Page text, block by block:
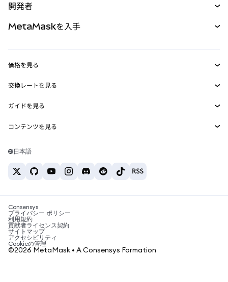
パーペチュアル
RWA
開発者
MetaMask Connect
Snaps
Web3サービス
MetaMaskを入手
セキュリティ
サポート
キャリア
お問い合わせ
価格を見る
イーサリアムの価格
Solanaの価格
Tetherの価格
交換レートを見る
ETH→USD
USDT→INR
BTC→INR
ETH→USDT
ガイドを見る
ETHの購入
USDTの購入
SHIBの購入
BNBの購入
コンテンツを見る
Solanaウォレット
税制関連ニュース
暗号資産の購入方法は？
ビットコインを売るには？
日本語
Consensys
プライバシー ポリシー
利用規約
貢献者ライセンス契約
サイトマップ
アクセシビリティ
Cookieの管理
©2026 MetaMask • A Consensys Formation